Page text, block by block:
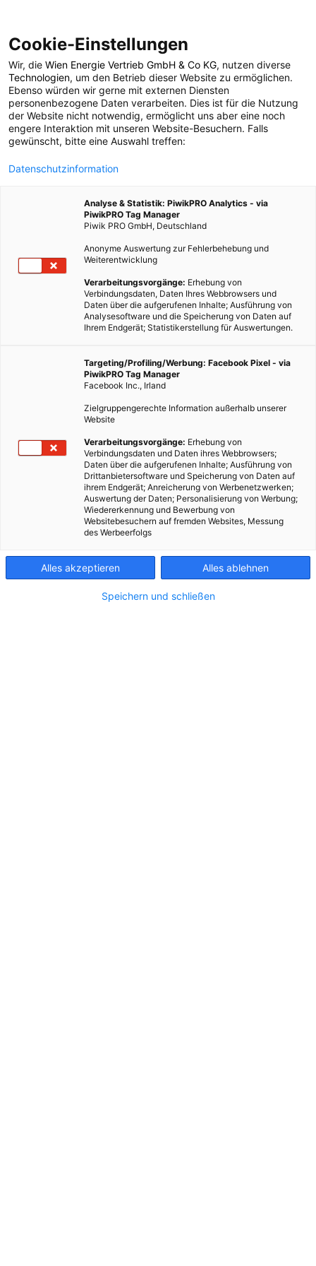
POSTS BY TAG
Amazonas
1 BEITRAG
Cookie-Einstellungen
Wir, die Wien Energie Vertrieb GmbH & Co KG, nutzen diverse
Technologien, um den Betrieb dieser Website zu ermöglichen.
Ebenso würden wir gerne mit externen Diensten
personenbezogene Daten verarbeiten. Dies ist für die Nutzung
der Website nicht notwendig, ermöglicht uns aber eine noch
engere Interaktion mit unseren Website-Besuchern. Falls
gewünscht, bitte eine Auswahl treffen:
Datenschutzinformation
Analyse & Statistik: PiwikPRO Analytics - via
PiwikPRO Tag Manager
Piwik PRO GmbH, Deutschland
Anonyme Auswertung zur Fehlerbehebung und
Weiterentwicklung
Verarbeitungsvorgänge: Erhebung von
Verbindungsdaten, Daten Ihres Webbrowsers und
Daten über die aufgerufenen Inhalte; Ausführung von
Analysesoftware und die Speicherung von Daten auf
Ihrem Endgerät; Statistikerstellung für Auswertungen.
Targeting/Profiling/Werbung: Facebook Pixel - via
PiwikPRO Tag Manager
Facebook Inc., Irland
Zielgruppengerechte Information außerhalb unserer
Website
Verarbeitungsvorgänge: Erhebung von
Verbindungsdaten und Daten ihres Webbrowsers;
Daten über die aufgerufenen Inhalte; Ausführung von
Drittanbietersoftware und Speicherung von Daten auf
ihrem Endgerät; Anreicherung von Werbenetzwerken;
Auswertung der Daten; Personalisierung von Werbung;
Wiedererkennung und Bewerbung von
Websitebesuchern auf fremden Websites, Messung
des Werbeerfolgs
Alles akzeptieren Alles ablehnen
Speichern und schließen